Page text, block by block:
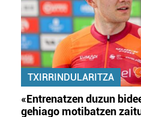
TXIRRINDULARITZA
«Entrenatzen duzun
gehiago motibatzen